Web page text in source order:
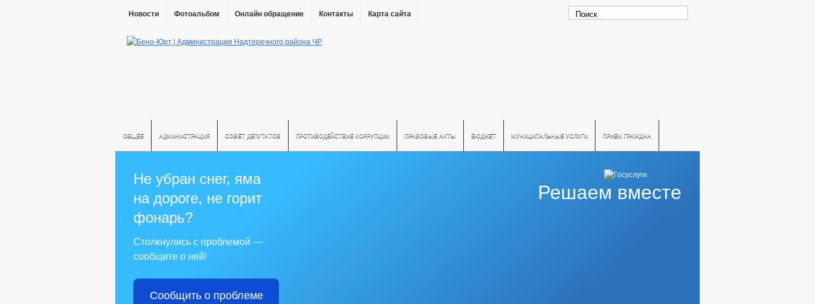
Новости Фотоальбом Онлайн обращение Контакты Карта сайта
ОБЩЕЕ АДМИНИСТРАЦИЯ СОВЕТ ДЕПУТАТОВ ПРОТИВОДЕЙСТВИЕ КОРРУПЦИИ ПРАВОВЫЕ АКТЫ БЮДЖЕТ МУНИЦИПАЛЬНЫЕ УСЛУГИ ПРИЕМ ГРАЖДАН
Решаем вместе
Не убран снег, яма
на дороге, не горит
фонарь?
Столкнулись с проблемой —
сообщите о ней!
Сообщить о проблеме